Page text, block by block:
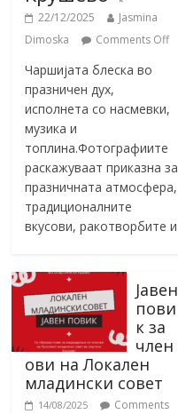
22/12/2025
Jasmina
Dimoska
Comments Off
Чаршијата блеска во
празничен дух,
исполнета со насмевки,
музика и
топлина.Фотографиите
раскажуваат приказна за
празничната атмосфера,
традиционалните
вкусови, ракотворбите и
Јавен
пови
к за
член
ови на Локален
младински совет
14/08/2025
Comments